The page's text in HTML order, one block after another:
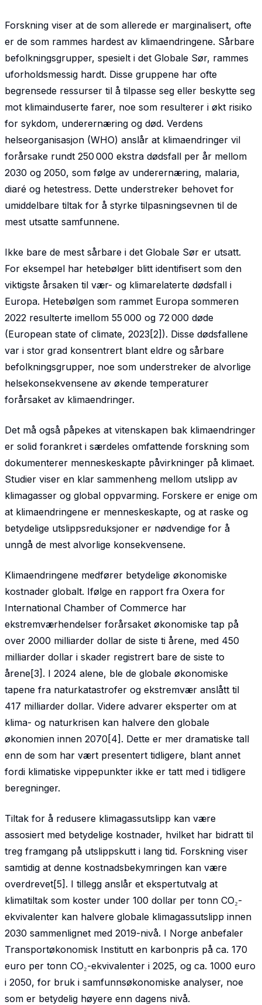
Forskning viser at de som allerede er marginalisert, ofte
er de som rammes hardest av klima­endringene. Sårbare
befolkningsgrupper, spesielt i det Globale Sør, rammes
uforholdsmessig hardt. Disse gruppene har ofte
begrensede ressurser til å tilpasse seg eller beskytte seg
mot klimainduserte farer, noe som resulterer i økt risiko
for sykdom, underernæring og død. Verdens
helseorganisasjon (WHO) anslår at klimaendringer vil
forårsake rundt 250 000 ekstra dødsfall per år mellom
2030 og 2050, som følge av underernæring, malaria,
diaré og hetestress. Dette understreker behovet for
umiddelbare tiltak for å styrke tilpasningsevnen til de
mest utsatte samfunnene.
Ikke bare de mest sårbare i det Globale Sør er utsatt.
For eksempel har hetebølger blitt identifisert som den
viktigste årsaken til vær- og klimarelaterte dødsfall i
Europa. Hetebølgen som rammet Europa sommeren
2022 resulterte imellom 55 000 og 72 000 døde
(European state of climate, 2023[2]). Disse dødsfallene
var i stor grad konsentrert blant eldre og sårbare
befolkningsgrupper, noe som understreker de alvorlige
helsekonsekvensene av økende temperaturer
forårsaket av klimaendringer.
Det må også påpekes at vitenskapen bak klimaendringer
er solid forankret i særdeles omfattende forskning som
dokumenterer menneskeskapte påvirkninger på klimaet.
Studier viser en klar sammen­heng mellom utslipp av
klimagasser og global oppvarming. Forskere er enige om
at klimaendringene er menneskeskapte, og at raske og
betydelige utslippsreduksjoner er nødvendige for å
unngå de mest alvorlige konsekvensene.
Klimaendringene medfører betydelige økonomiske
kostnader globalt. Ifølge en rapport fra Oxera for
International Chamber of Commerce har
ekstremværhendelser forårsaket økonomiske tap på
over 2000 milliarder dollar de siste ti årene, med 450
milliarder dollar i skader registrert bare de siste to
årene[3]. I 2024 alene, ble de globale økonomiske
tapene fra naturkatastrofer og ekstremvær anslått til
417 milliarder dollar. Videre advarer eksperter om at
klima- og naturkrisen kan halvere den globale
økonomien innen 2070[4]. Dette er mer dramatiske tall
enn de som har vært presentert tidligere, blant annet
fordi klimatiske vippepunkter ikke er tatt med i tidligere
beregninger.
Tiltak for å redusere klimagassutslipp kan være
assosiert med betydelige kostnader, hvilket har bidratt til
treg framgang på utslippskutt i lang tid. Forskning viser
samtidig at denne kostnadsbekymringen kan være
overdrevet[5]. I tillegg anslår et ekspertutvalg at
klimatiltak som koster under 100 dollar per tonn CO₂-
ekvivalenter kan halvere globale klimagassutslipp innen
2030 sammenlignet med 2019-nivå. I Norge anbefaler
Transportøkonomisk Institutt en karbonpris på ca. 170
euro per tonn CO₂-ekvi­valenter i 2025, og ca. 1000 euro
i 2050, for bruk i samfunnsøkonomiske analyser, noe
som er betydelig høyere enn dagens nivå.